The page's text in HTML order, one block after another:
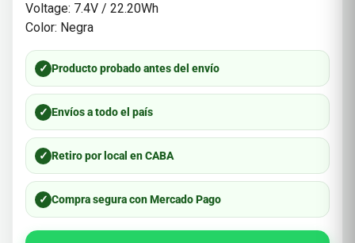
Voltage: 7.4V / 22.20Wh
Color: Negra
✓ Producto probado antes del envío
✓ Envíos a todo el país
✓ Retiro por local en CABA
✓ Compra segura con Mercado Pago